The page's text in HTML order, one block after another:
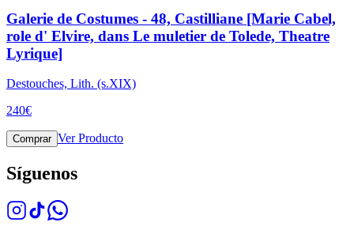
Galerie de Costumes - 48, Castilliane [Marie Cabel,
role d' Elvire, dans Le muletier de Tolede, Theatre
Lyrique]
Destouches, Lith. (s.XIX)
240€
Comprar Ver Producto
Síguenos